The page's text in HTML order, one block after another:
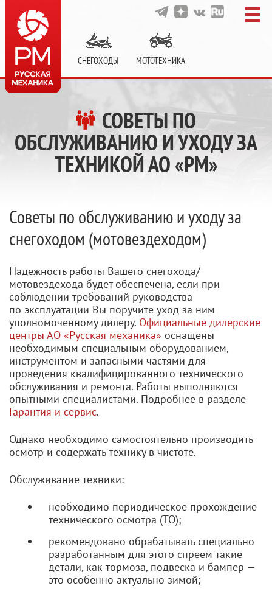
СНЕГОХОДЫ МОТОТЕХНИКА
СОВЕТЫ ПО
ОБСЛУЖИВАНИЮ И УХОДУ ЗА
ТЕХНИКОЙ АО «РМ»
Советы по обслуживанию и уходу за
снегоходом (мотовездеходом)
Надёжность работы Вашего снегохода/
мотовездехода будет обеспечена, если при
соблюдении требований руководства
по эксплуатации Вы поручите уход за ним
уполномоченному дилеру. Официальные дилерские
центры АО «Русская механика» оснащены
необходимым специальным оборудованием,
инструментом и запасными частями для
проведения квалифицированного технического
обслуживания и ремонта. Работы выполняются
опытными специалистами. Подробнее в разделе
Гарантия и сервис.
Однако необходимо самостоятельно производить
осмотр и содержать технику в чистоте.
Обслуживание техники:
необходимо периодическое прохождение
технического осмотра (ТО);
рекомендовано обрабатывать специально
разработанным для этого спреем такие
детали, как тормоза, подвеска и бампер —
это особенно актуально зимой;